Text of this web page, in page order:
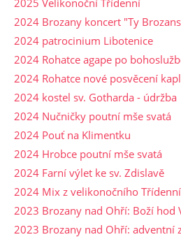
2025 Velikonoční Třídenní
2024 Brozany koncert "Ty
2024 patrocinium Libotenice
2024 Rohatce agape po
2024 Rohatce nové posvěcení
2024 kostel sv. Gotharda - údržba
2024 Nučničky poutní mše svatá
2024 Pouť na Klimentku
2024 Hrobce poutní mše svatá
2024 Farní výlet ke sv. Zdislavě
2024 Mix z velikonočního Třídenní
2023 Brozany nad Ohří: Boží hod
2023 Brozany nad Ohří: adventní